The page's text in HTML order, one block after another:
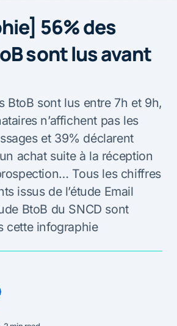
56% des
sont lus avant
BtoB sont lus entre 7h et 9h,
n’affichent pas les
et 39% déclarent
achat suite à la réception
Tous les chiffres
issus de l’étude Email
BtoB du SNCD sont
cette infographie